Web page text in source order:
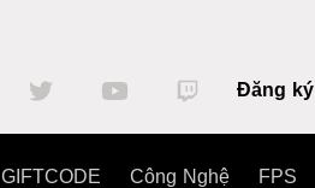
Đăng ký
GIFTCODE Công Nghệ FPS